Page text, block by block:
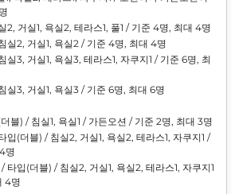
2, 거실1, 욕실2, 테라스1, 풀1 / 기준 4명, 최대 4명
실2, 거실1, 욕실2 / 기준 4명, 최대 4명
실3, 거실1, 욕실3, 테라스1, 자쿠지1 / 기준 6명, 최
실3, 거실1, 욕실3 / 기준 6명, 최대 6명
블) / 침실1, 욕실1 / 가든오션 / 기준 2명, 최대 3명
입(더블) / 침실2, 거실1, 욕실2, 테라스1, 자쿠지1 /
명
입(더블) / 침실2, 거실1, 욕실2, 테라스1, 자쿠지1
4명